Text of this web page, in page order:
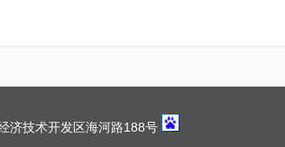
济技术开发区海河路188号